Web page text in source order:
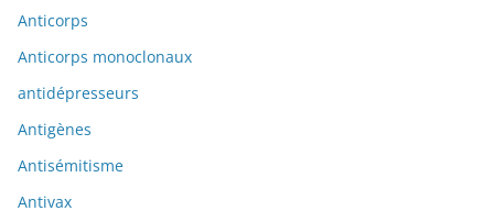
Anticorps
Anticorps monoclonaux
antidépresseurs
Antigènes
Antisémitisme
Antivax